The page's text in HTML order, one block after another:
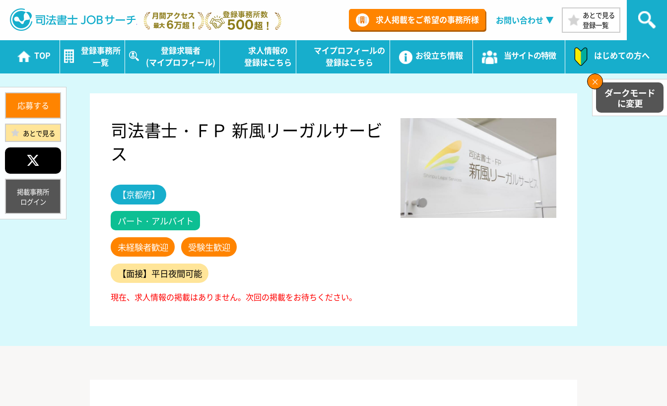
司法書士JOBサーチ 求人掲載をご希望の事務所様 お問い合わせ
あとで見る
登録一覧
TOP
登録事務所
一覧
登録求職者
(マイプロフィール)
求人情報の
登録はこちら
マイプロフィールの
登録はこちら
お役立ち情報 当サイトの特徴 はじめての方へ
司法書士・ＦＰ 新風リーガルサービ
ス
【京都府】
パート・アルバイト
未経験者歓迎 受験生歓迎
【面接】平日夜間可能
現在、求人情報の掲載はありません。次回の掲載をお待ちください。
応募する
あとで見る
掲載事務所
ログイン